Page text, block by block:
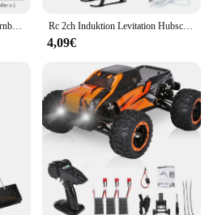
Mini RC U-Boot elektrische Fernbedienung Boot wasserdicht Tauch spielzeug Simulations modell für Kinder Jungen Mädchen Kindertag Geschenk Rc 2ch Induktion Levitation Hubschrauber Sensor Geste Fernbedienung schwimmende Flugzeuge mit Lichtern Kinderspiel zeug Jungen Outdoor-Spiel
4,09€